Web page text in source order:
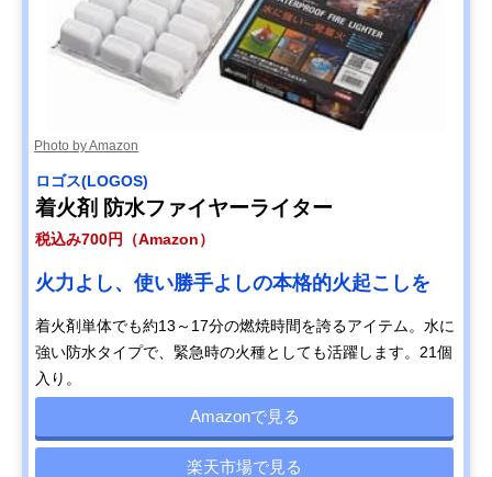
Photo by Amazon
ロゴス(LOGOS)
着火剤 防水ファイヤーライター
税込み700円（Amazon）
火力よし、使い勝手よしの本格的火起こしを
着火剤単体でも約13～17分の燃焼時間を誇るアイテム。水に
強い防水タイプで、緊急時の火種としても活躍します。21個
入り。
Amazonで見る
楽天市場で見る